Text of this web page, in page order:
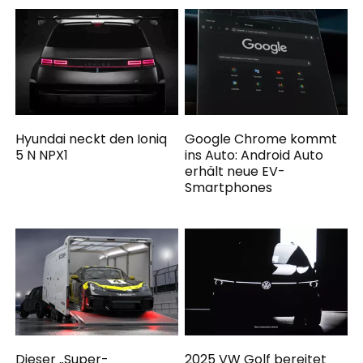
Hyundai neckt den Ioniq
5 N NPX1
Google Chrome kommt
ins Auto: Android Auto
erhält neue EV-
Smartphones
Dieser „Super-
2025 VW Golf bereitet